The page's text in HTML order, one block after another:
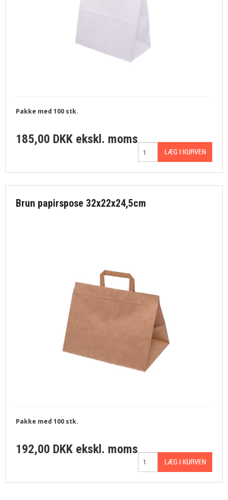
Pakke med 100 stk.
185,00 DKK ekskl. moms
Brun papirspose 32x22x24,5cm
Pakke med 100 stk.
192,00 DKK ekskl. moms